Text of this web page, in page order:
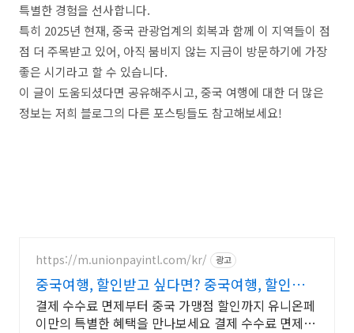
특별한 경험을 선사합니다.
특히 2025년 현재, 중국 관광업계의 회복과 함께 이 지역들이 점
점 더 주목받고 있어, 아직 붐비지 않는 지금이 방문하기에 가장
좋은 시기라고 할 수 있습니다.
이 글이 도움되셨다면 공유해주시고, 중국 여행에 대한 더 많은
정보는 저희 블로그의 다른 포스팅들도 참고해보세요!
https://m.unionpayintl.com/kr/ 광고
중국여행, 할인받고 싶다면? 중국여행, 할인받고
싶다면?
결제 수수료 면제부터 중국 가맹점 할인까지 유니온페
이만의 특별한 혜택을 만나보세요 결제 수수료 면제부